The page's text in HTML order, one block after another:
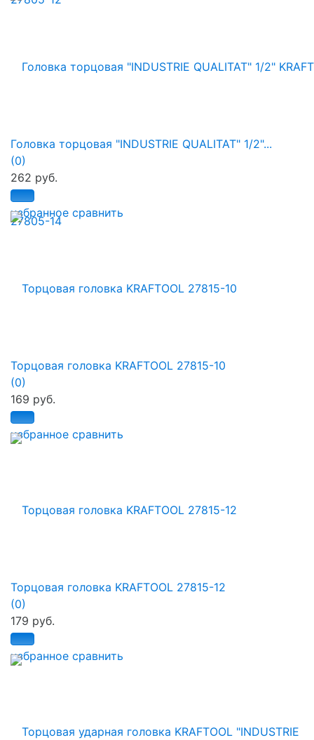
избранное сравнить
Головка торцовая "INDUSTRIE QUALITAT" 1/2"...
(0)
262 руб.
избранное сравнить
Торцовая головка KRAFTOOL 27815-10
(0)
169 руб.
избранное сравнить
Торцовая головка KRAFTOOL 27815-12
(0)
179 руб.